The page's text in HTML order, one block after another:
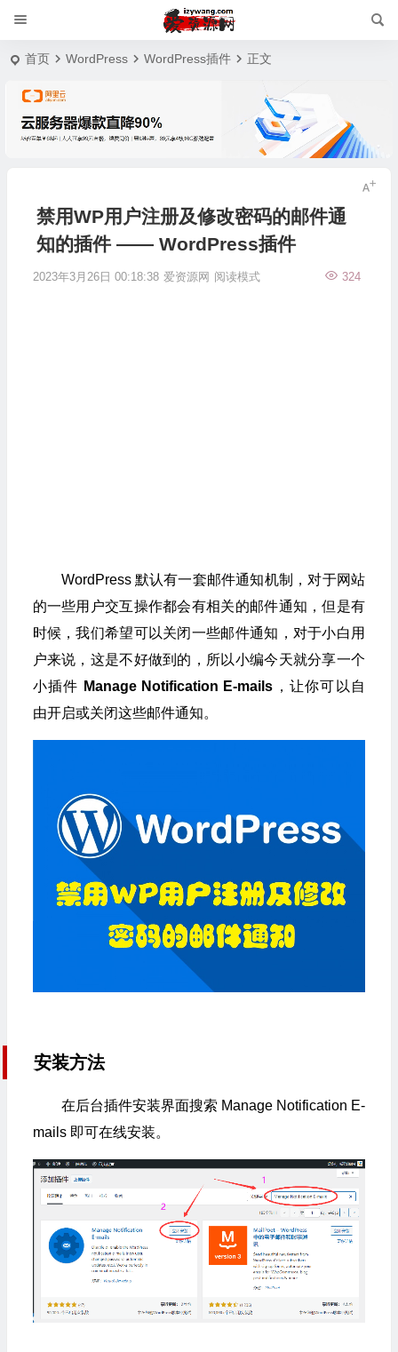
首页 WordPress WordPress插件 正文
禁用WP用户注册及修改密码的邮件通
知的插件 —— WordPress插件
2023年3月26日 00:18:38 爱资源网 324
阅读模式
WordPress 默认有一套邮件通知机制，对于网站
的一些用户交互操作都会有相关的邮件通知，但是有
时候，我们希望可以关闭一些邮件通知，对于小白用
户来说，这是不好做到的，所以小编今天就分享一个
小插件 Manage Notification E-mails ，让你可以自
由开启或关闭这些邮件通知。
安装方法
在后台插件安装界面搜索 Manage Notification E-
mails 即可在线安装。